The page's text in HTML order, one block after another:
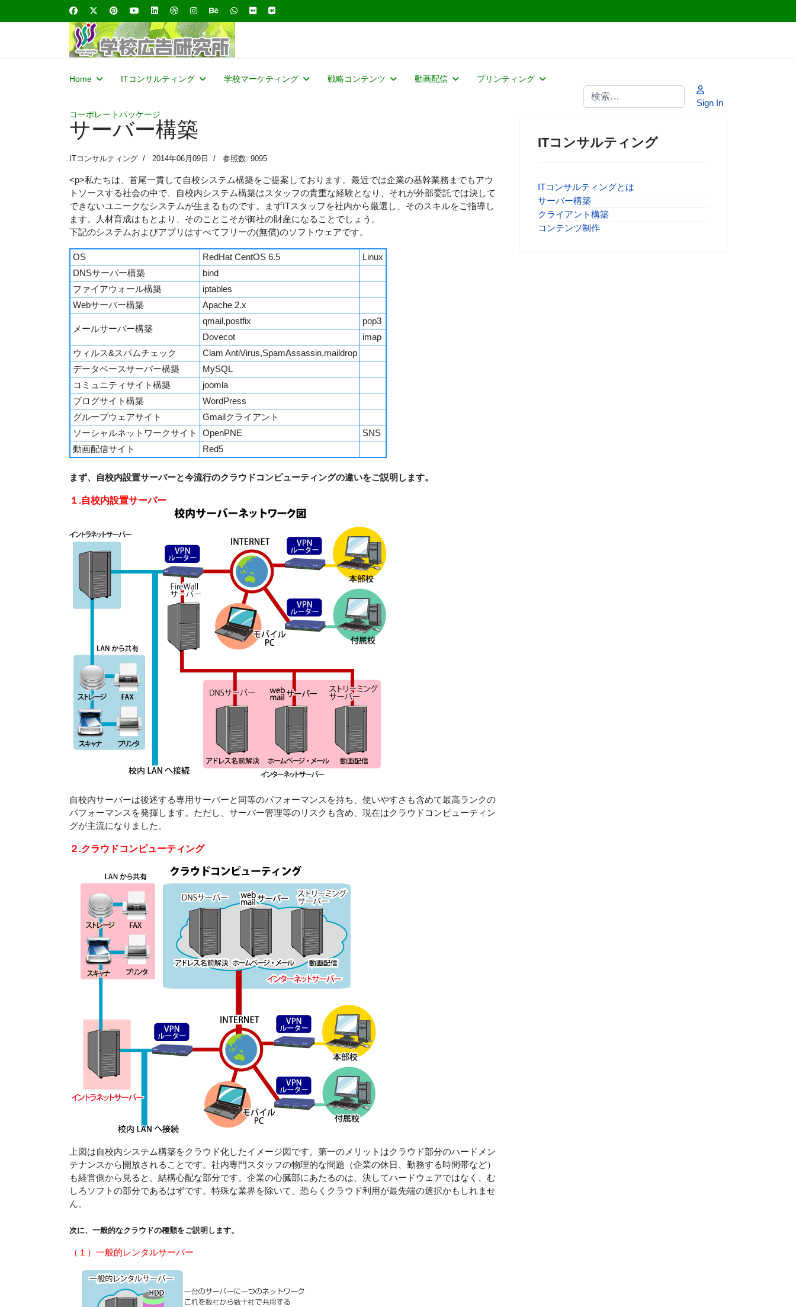
Home ITコンサルティング 学校マーケティング 戦略コンテンツ 動画配信 プリンティング
コーポレートパッケージ
検索
Sign In
サーバー構築
ITコンサルティング 2014年06月09日 参照数: 9095
<p>私たちは、首尾一貫して自校システム構築をご提案しております。最近では企業の基幹業務までもアウ
トソースする社会の中で、自校内システム構築はスタッフの貴重な経験となり、それが外部委託では決して
できないユニークなシステムが生まるものです。まずITスタッフを社内から厳選し、そのスキルをご指導し
ます。人材育成はもとより、そのことこそが御社の財産になることでしょう。
下記のシステムおよびアプリはすべてフリーの(無償)のソフトウェアです。
OS RedHat CentOS 6.5
Linux
DNSサーバー構築
bind
ファイアウォール構築
iptables
Webサーバー構築
Apache 2.x
メールサーバー構築
qmail,postfix
pop3
Dovecot
imap
ウィルス&スパムチェック
Clam AntiVirus,SpamAssassin,maildrop
データベースサーバー構築
MySQL
コミュニティサイト構築
joomla
ブログサイト構築
WordPress
グループウェアサイト
Gmailクライアント
ソーシャルネットワークサイト
OpenPNE
SNS
動画配信サイト
Red5
まず、自校内設置サーバーと今流行のクラウドコンピューティングの違いをご説明します。
１.自校内設置サーバー
自校内サーバーは後述する専用サーバーと同等のパフォーマンスを持ち、使いやすさも含めて最高ランクの
パフォーマンスを発揮します。ただし、サーバー管理等のリスクも含め、現在はクラウドコンピューティン
グが主流になりました。
２.クラウドコンピューティング
上図は自校内システム構築をクラウド化したイメージ図です。第一のメリットはクラウド部分のハードメン
テナンスから開放されることです。社内専門スタッフの物理的な問題（企業の休日、勤務する時間帯など）
も経営側から見ると、結構心配な部分です。企業の心臓部にあたるのは、決してハードウェアではなく、む
しろソフトの部分であるはずです。特殊な業界を除いて、恐らくクラウド利用が最先端の選択かもしれませ
ん。
次に、一般的なクラウドの種類をご説明します。
（１）一般的レンタルサーバー
ITコンサルティング
ITコンサルティングとは
サーバー構築
クライアント構築
コンテンツ制作